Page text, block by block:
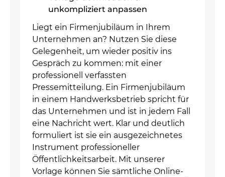
unkompliziert anpassen
Liegt ein Firmenjubiläum in Ihrem
Unternehmen an? Nutzen Sie diese
Gelegenheit, um wieder positiv ins
Gespräch zu kommen: mit einer
professionell verfassten
Pressemitteilung. Ein Firmenjubiläum
in einem Handwerksbetrieb spricht für
das Unternehmen und ist in jedem Fall
eine Nachricht wert. Klar und deutlich
formuliert ist sie ein ausgezeichnetes
Instrument professioneller
Öffentlichkeitsarbeit. Mit unserer
Vorlage können Sie sämtliche Online-